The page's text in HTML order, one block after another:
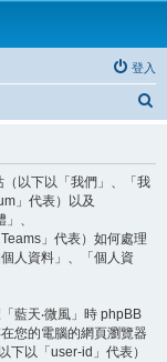
登入
（以下以「我們」、「我
」代表）以及
、
」代表）如何處理
人資料」、「個人資
藍天‧微風」時 phpBB
您的電腦的網頁瀏覽器
下以「user-id」代表）